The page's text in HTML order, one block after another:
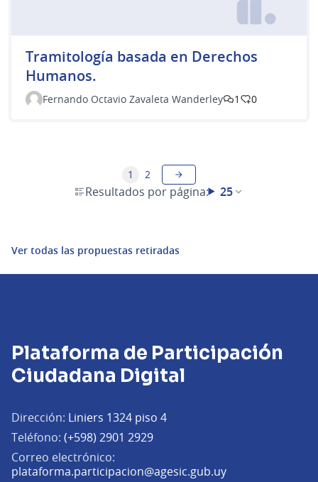
Tramitología basada en Derechos
Humanos.
Fernando Octavio Zavaleta Wanderley 1 0
Resultados por página: 25
1 2
Ver todas las propuestas retiradas
Plataforma de Participación
Ciudadana Digital
Dirección: Liniers 1324 piso 4
Teléfono: (+598) 2901 2929
Correo electrónico:
plataforma.participacion@agesic.gub.uy(Abrir en una